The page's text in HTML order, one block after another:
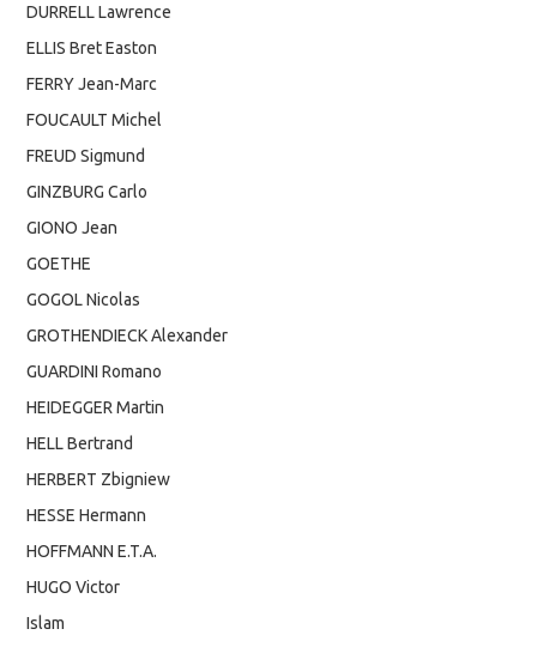
DURRELL Lawrence
ELLIS Bret Easton
FERRY Jean-Marc
FOUCAULT Michel
FREUD Sigmund
GINZBURG Carlo
GIONO Jean
GOETHE
GOGOL Nicolas
GROTHENDIECK Alexander
GUARDINI Romano
HEIDEGGER Martin
HELL Bertrand
HERBERT Zbigniew
HESSE Hermann
HOFFMANN E.T.A.
HUGO Victor
Islam